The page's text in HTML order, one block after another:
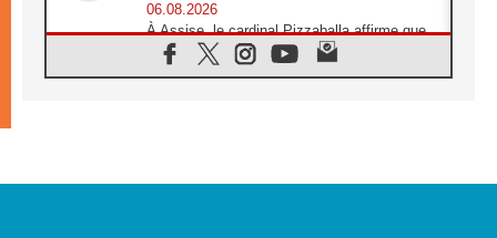
06.08.2026
À Assise, le cardinal Pizzaballa affirme que
«les chrétiens veulent la paix»
06.08.2026